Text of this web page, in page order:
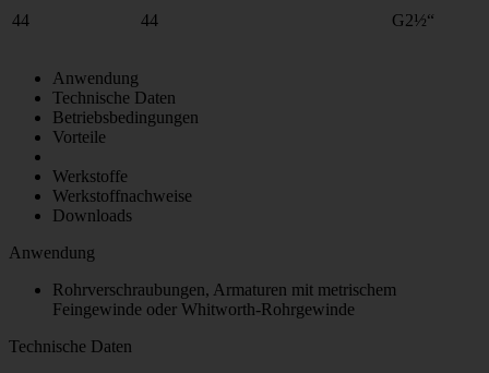
44 44 G2½“
Anwendung
Technische Daten
Betriebsbedingungen
Vorteile
Werkstoffe
Werkstoffnachweise
Downloads
Anwendung
Rohrverschraubungen, Armaturen mit metrischem
Feingewinde oder Whitworth-Rohrgewinde
Technische Daten